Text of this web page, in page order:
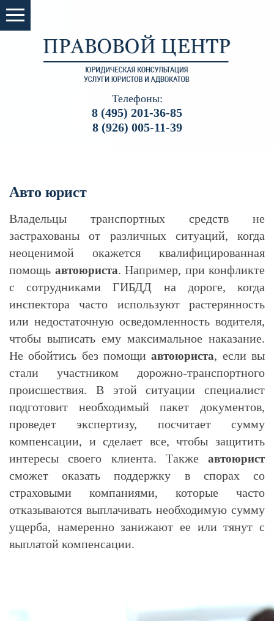
Телефоны:
8 (495) 201-36-85
8 (926) 005-11-39
Авто юрист
Владельцы транспортных средств не
застрахованы от различных ситуаций, когда
неоценимой окажется квалифицированная
помощь автоюриста. Например, при конфликте
с сотрудниками ГИБДД на дороге, когда
инспектора часто используют растерянность
или недостаточную осведомленность водителя,
чтобы выписать ему максимальное наказание.
Не обойтись без помощиавтоюриста, если вы
стали участником дорожно-транспортного
происшествия. В этой ситуации специалист
подготовит необходимый пакет документов,
проведет экспертизу, посчитает сумму
компенсации, и сделает все, чтобы защитить
интересы своего клиента. Такжеавтоюрист
сможет оказать поддержку в спорах со
страховыми компаниями, которые часто
отказываются выплачивать необходимую сумму
ущерба, намеренно занижают ее или тянут с
выплатой компенсации.